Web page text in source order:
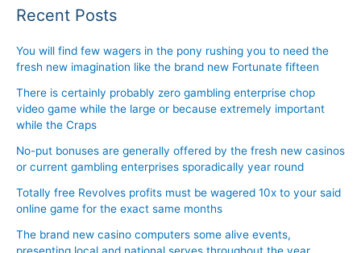
Recent Posts
You will find few wagers in the pony rushing you to need the
fresh new imagination like the brand new Fortunate fifteen
There is certainly probably zero gambling enterprise chop
video game while the large or because extremely important
while the Craps
No-put bonuses are generally offered by the fresh new casinos
or current gambling enterprises sporadically year round
Totally free Revolves profits must be wagered 10x to your said
online game for the exact same months
The brand new casino computers some alive events,